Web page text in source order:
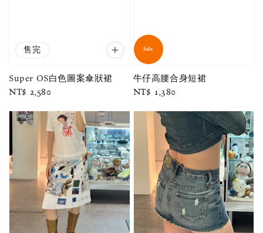
售完
Super OS白色圖案傘狀裙
Regular
NT$ 2,580
Sale
牛仔高腰合身短裙
Regular
NT$ 1,380